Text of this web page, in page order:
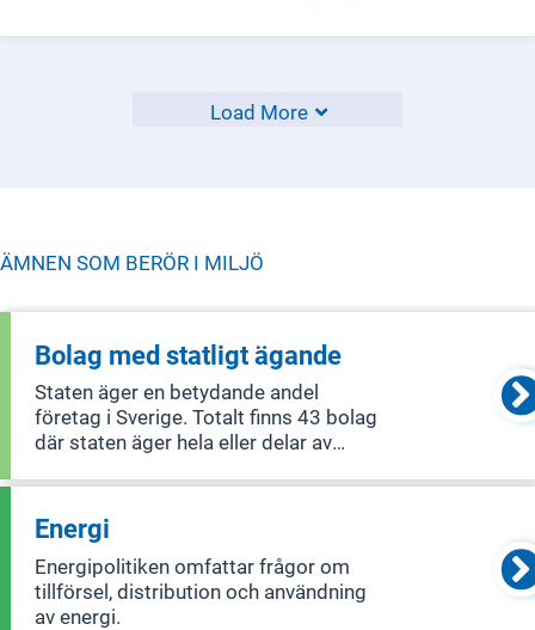
Load More
ÄMNEN SOM BERÖR I MILJÖ
Bolag med statligt ägande
Staten äger en betydande andel
företag i Sverige. Totalt finns 43 bolag
där staten äger hela eller delar av
börsnoterade. Dessutom förvaltar
staten två stiftelser. Sammanlagt
sysselsätter de statligt ägda bolagen
omkring 1
Energi
Energipolitiken omfattar frågor om
tillförsel, distribution och användning
av energi.